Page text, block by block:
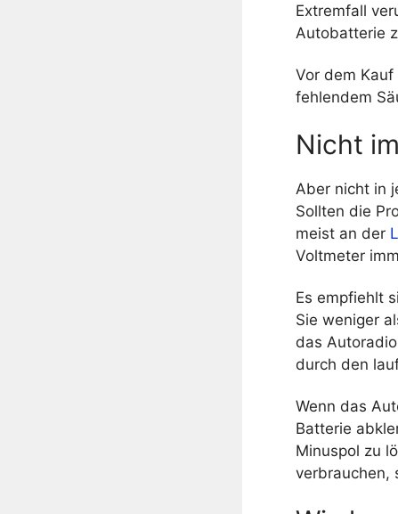
Extremfall
Autobatterie
Vor dem
fehlendem
Nicht
Aber nicht in
Sollten die
meist an der
Voltmeter
Es empfiehlt
Sie weniger
das
durch den
Wenn das
Batterie
Minuspol zu
verbrauchen,